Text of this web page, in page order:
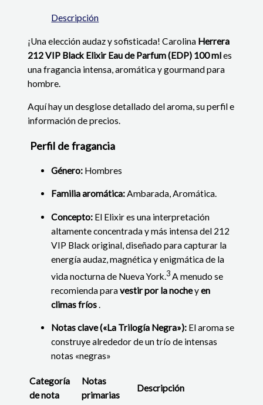
Descripción
¡Una elección audaz y sofisticada!Carolina Herrera
212 VIP Black Elixir Eau de Parfum (EDP) 100 mles
una fragancia intensa, aromática y gourmand para
hombre.
Aquí hay un desglose detallado del aroma, su perfil e
información de precios.
​​Perfil de fragancia
Género: Hombres
Familia aromática:Ambarada, Aromática.
Concepto: El Elixir es una interpretación
altamente concentrada y más intensa del 212
VIP Black original, diseñado para capturar la
energía audaz, magnética y enigmática de la
vida nocturna de Nueva York.3 A menudo se
recomienda paravestir por la nocheyen
climas fríos.
Notas clave («La Trilogía Negra»): El aroma se
construye alrededor de un trío de intensas
notas «negras»
Categoría
de nota
Notas
primarias
Descripción